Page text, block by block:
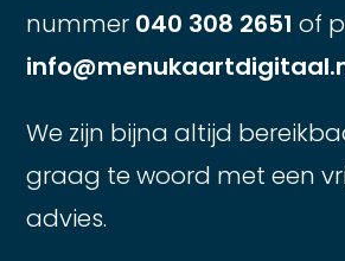
nummer 040 308 2651 of
We zijn bijna altijd
graag te woord met een
advies.